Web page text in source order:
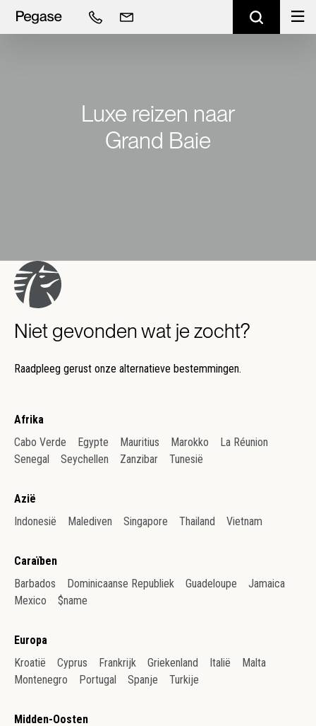
Luxe reizen naar
Grand Baie
Niet gevonden wat je zocht?
Raadpleeg gerust onze alternatieve bestemmingen.
Afrika
Cabo Verde
Egypte Mauritius Marokko
La Réunion
Senegal
Seychellen Zanzibar Tunesië
Azië
Indonesië
Malediven Singapore Thailand Vietnam
Caraïben
Barbados
Dominicaanse Republiek Guadeloupe
Jamaica
Mexico
$name
Europa
Kroatië
Cyprus Frankrijk Griekenland Italië
Malta
Montenegro
Portugal Spanje Turkije
Midden-Oosten